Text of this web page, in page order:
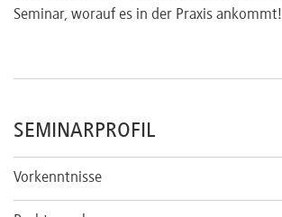
Seminar, worauf es in der Praxis ankommt!
SEMINARPROFIL
Vorkenntnisse